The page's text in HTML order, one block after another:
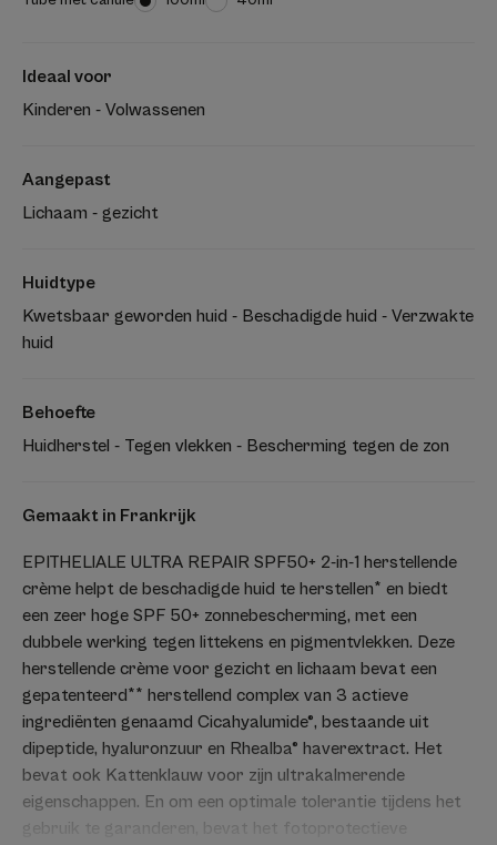
Ideaal voor
Kinderen - Volwassenen
Aangepast
Lichaam - gezicht
Huidtype
Kwetsbaar geworden huid - Beschadigde huid - Verzwakte
huid
Behoefte
Huidherstel - Tegen vlekken - Bescherming tegen de zon
Gemaakt in Frankrijk
EPITHELIALE ULTRA REPAIR SPF50+ 2-in-1 herstellende
crème helpt de beschadigde huid te herstellen* en biedt
een zeer hoge SPF 50+ zonnebescherming, met een
dubbele werking tegen littekens en pigmentvlekken. Deze
herstellende crème voor gezicht en lichaam bevat een
gepatenteerd** herstellend complex van 3 actieve
ingrediënten genaamd Cicahyalumide®, bestaande uit
dipeptide, hyaluronzuur en Rhealba® haverextract. Het
bevat ook Kattenklauw voor zijn ultrakalmerende
eigenschappen. En om een optimale tolerantie tijdens het
gebruik te garanderen, bevat het fotoprotectieve